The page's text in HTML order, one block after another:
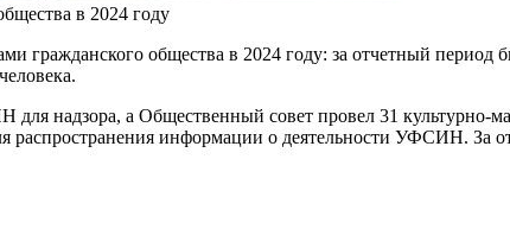
в 2024 году
гражданского общества в 2024 году: за отчетный период
надзора, а Общественный совет провел 31 культурно-
распространения информации о деятельности УФСИН. За